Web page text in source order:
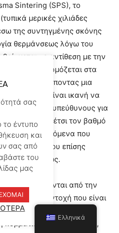
Sintering (SPS), το
μερικές χιλιάδες
της συντηγμένης σκόνης
θερμάνσεως λόγω του
σε αντίθεση με την
που εφαρμόζεται στα
επιτρέποντας μια
που είναι ικανή να
μεταφοράς υπεύθυνους για
έτσι τον βαθμό
φαινόμενα που
SPS που επίσης
πυκνώσεως.
που παράγονται από την
μεγάλη αντοχή που είναι
υαλώδη κράματα, ενώ
έχουν παραχθεί,
σας
το έντυπο
και
σας από
του
μας
Ελληνικά